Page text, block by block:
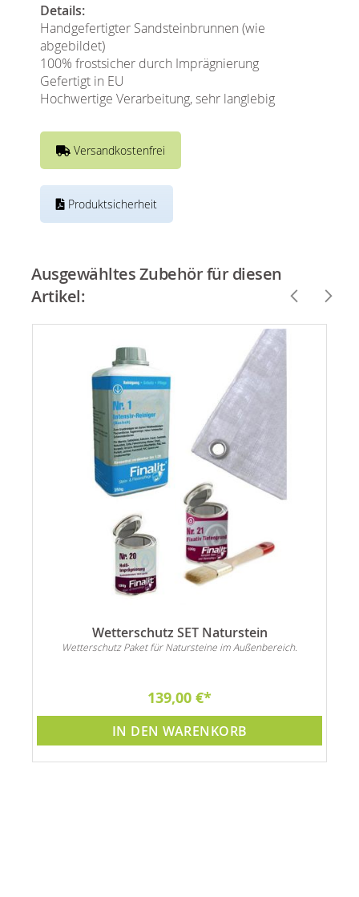
Details:
Handgefertigter Sandsteinbrunnen (wie
abgebildet)
100% frostsicher durch Imprägnierung
Gefertigt in EU
Hochwertige Verarbeitung, sehr langlebig
Versandkostenfrei
Produktsicherheit
Ausgewähltes Zubehör für diesen
Artikel:
Wetterschutz SET Naturstein
Wetterschutz Paket für Natursteine im Außenbereich.
139,00 €
IN DEN WARENKORB